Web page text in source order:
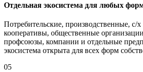
Отдельная экосистема для любых
Потребительские, производственные, с/
кооперативы, общественные
профсоюзы, компании и отдельные
экосистема открыта для всех форм
05